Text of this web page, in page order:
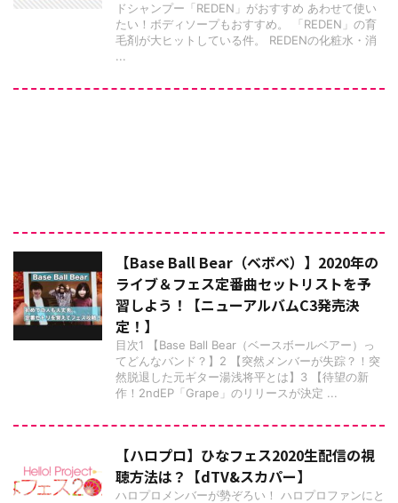
ドシャンプー「REDEN」がおすすめ あわせて使い
たい！ボディソープもおすすめ。 「REDEN」の育
毛剤が大ヒットしている件。 REDENの化粧水・消
...
【Base Ball Bear（ベボベ）】2020年の
ライブ＆フェス定番曲セットリストを予
習しよう！【ニューアルバムC3発売決
定！】
目次1 【Base Ball Bear（ベースボールベアー）っ
てどんなバンド？】2 【突然メンバーが失踪？！突
然脱退した元ギター湯浅将平とは】3 【待望の新
作！2ndEP「Grape」のリリースが決定 ...
【ハロプロ】ひなフェス2020生配信の視
聴方法は？【dTV&スカパー】
ハロプロメンバーが勢ぞろい！ ハロプロファンにと